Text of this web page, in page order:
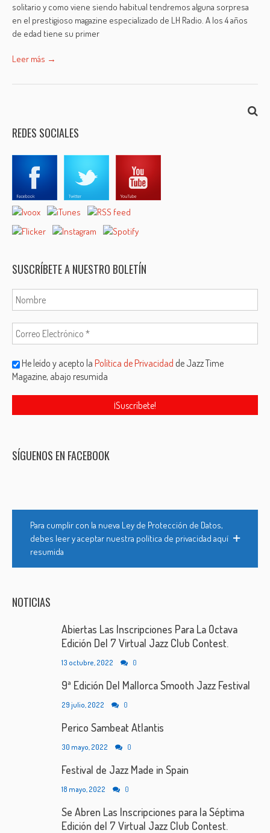
solitario y como viene siendo habitual tendremos alguna sorpresa
en el prestigioso magazine especializado de LH Radio. A los 4 años
de edad tiene su primer
Leer más →
REDES SOCIALES
SUSCRÍBETE A NUESTRO BOLETÍN
He leído y acepto laPolítica de Privacidad de Jazz Time
Magazine, abajo resumida
SÍGUENOS EN FACEBOOK
Para cumplir con la nueva Ley de Protección de Datos,
debes leer y aceptar nuestra política de privacidad aquí
resumida
NOTICIAS
Abiertas Las Inscripciones Para La Octava
Edición Del 7 Virtual Jazz Club Contest.
13 octubre, 2022 0
9ª Edición Del Mallorca Smooth Jazz Festival
29 julio, 2022 0
Perico Sambeat Atlantis
30 mayo, 2022 0
Festival de Jazz Made in Spain
18 mayo, 2022 0
Se Abren Las Inscripciones para la Séptima
Edición del 7 Virtual Jazz Club Contest.